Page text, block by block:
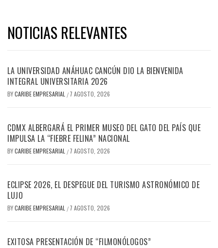
NOTICIAS RELEVANTES
LA UNIVERSIDAD ANÁHUAC CANCÚN DIO LA BIENVENIDA
INTEGRAL UNIVERSITARIA 2026
BYCARIBE EMPRESARIAL / 7 AGOSTO, 2026
CDMX ALBERGARÁ EL PRIMER MUSEO DEL GATO DEL PAÍS QUE
IMPULSA LA “FIEBRE FELINA” NACIONAL
BYCARIBE EMPRESARIAL / 7 AGOSTO, 2026
ECLIPSE 2026, EL DESPEGUE DEL TURISMO ASTRONÓMICO DE
LUJO
BYCARIBE EMPRESARIAL / 7 AGOSTO, 2026
EXITOSA PRESENTACIÓN DE “FILMONÓLOGOS”